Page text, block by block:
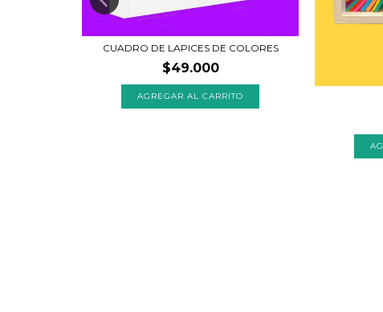
CUADRO DE LAPICES DE COLORES
$49.000